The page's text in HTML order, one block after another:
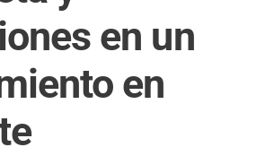
en un
en